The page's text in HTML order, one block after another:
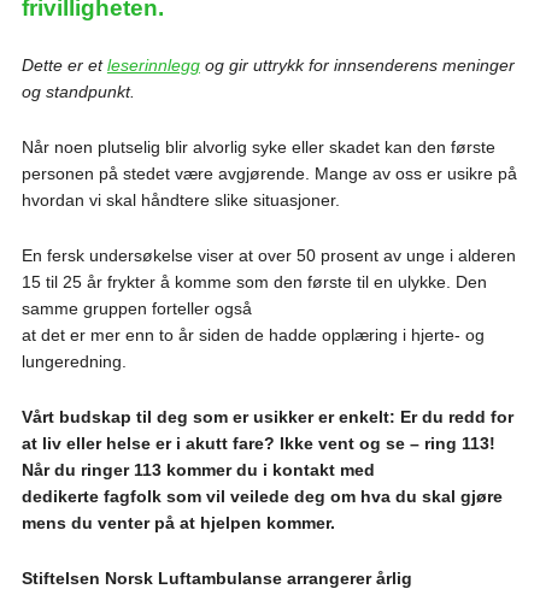
frivilligheten.
Dette er etleserinnleggog gir uttrykk for innsenderens meninger
og standpunkt.
Når noen plutselig blir alvorlig syke eller skadet kan den første
personen på stedet være avgjørende. Mange av oss er usikre på
hvordan vi skal håndtere slike situasjoner.
En fersk undersøkelse viser at over 50 prosent av unge i alderen
15 til 25 år frykter å komme som den første til en ulykke. Den
samme gruppen forteller også
at det er mer enn to år siden de hadde opplæring i hjerte- og
lungeredning.
Vårt budskap til deg som er usikker er enkelt: Er du redd for
at liv eller helse er i akutt fare? Ikke vent og se – ring 113!
Når du ringer 113 kommer du i kontakt med
dedikerte fagfolk som vil veilede deg om hva du skal gjøre
mens du venter på at hjelpen kommer.
Stiftelsen Norsk Luftambulanse arrangerer årlig